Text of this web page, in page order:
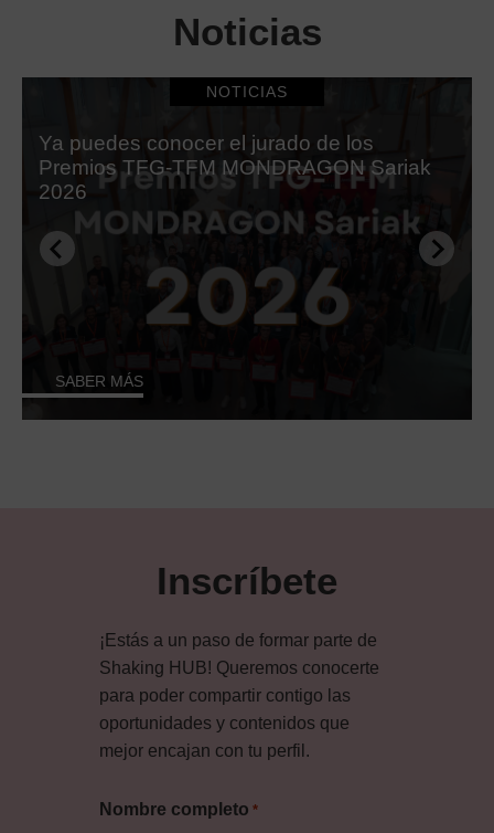
Noticias
NOTICIAS
Ya puedes conocer el jurado de los
Premios TFG-TFM MONDRAGON Sariak
2026
SABER MÁS
Inscríbete
¡Estás a un paso de formar parte de
Shaking HUB! Queremos conocerte
para poder compartir contigo las
oportunidades y contenidos que
mejor encajan con tu perfil.
Nombre completo *